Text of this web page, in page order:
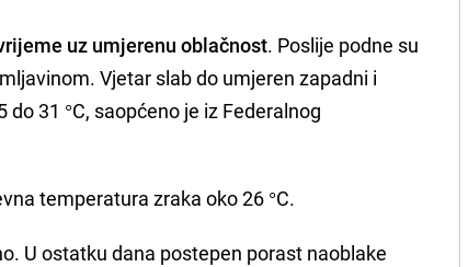
uz umjerenu oblačnost. Poslije podne su
Vjetar slab do umjeren zapadni i
31 °C, saopćeno je iz Federalnog
temperatura zraka oko 26 °C.
U ostatku dana postepen porast naoblake